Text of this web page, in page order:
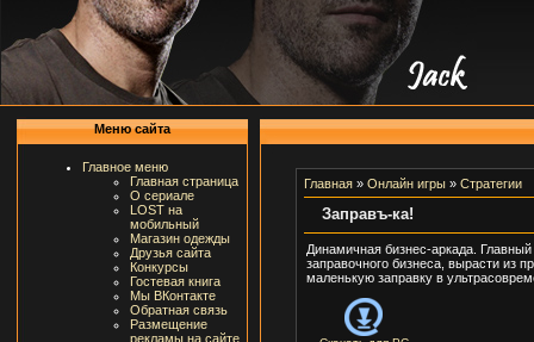
Меню сайта
Главное меню
Главная страница
О сериале
LOST на
мобильный
Магазин одежды
Друзья сайта
Конкурсы
Гостевая книга
Мы ВКонтакте
Обратная связь
Размещение
рекламы на сайте
Главная» Онлайн игры» Стратегии
Заправъ-ка!
Динамичная бизнес-аркада.
заправочного бизнеса, вырасти из
маленькую заправку в